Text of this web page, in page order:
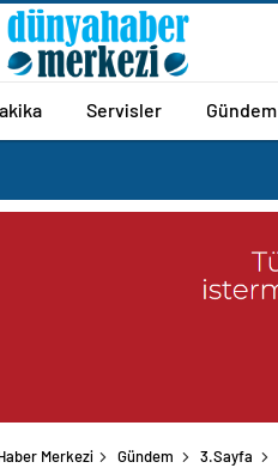
Servisler Gündem
Merkezi Gündem 3.Sayfa